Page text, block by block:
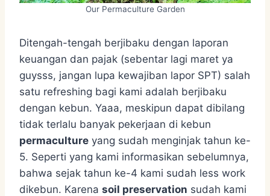
Our Permaculture Garden
Ditengah-tengah berjibaku dengan laporan
keuangan dan pajak (sebentar lagi maret ya
guysss, jangan lupa kewajiban lapor SPT) salah
satu refreshing bagi kami adalah berjibaku
dengan kebun. Yaaa, meskipun dapat dibilang
tidak terlalu banyak pekerjaan di kebun
permaculture yang sudah menginjak tahun ke-
5. Seperti yang kami informasikan sebelumnya,
bahwa sejak tahun ke-4 kami sudah less work
dikebun. Karena soil preservation sudah kami